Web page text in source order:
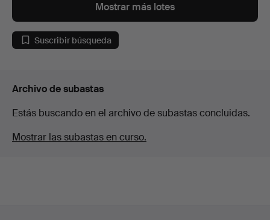
Mostrar más lotes
Suscribir búsqueda
Archivo de subastas
Estás buscando en el archivo de subastas concluidas.
Mostrar las subastas en curso.